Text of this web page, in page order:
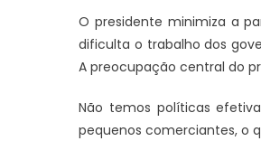
O presidente minimiza a
dificulta o trabalho dos
A preocupação central do
Não temos políticas
pequenos comerciantes, o